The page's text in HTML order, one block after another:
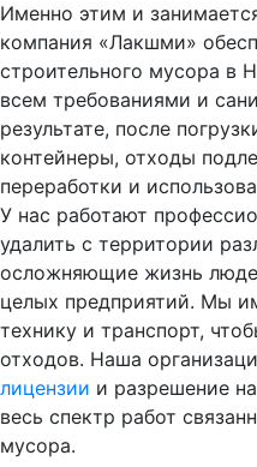
Именно этим и
компания «Лакшми»
строительного мусора в
всем требованиями и
результате, после
контейнеры, отходы
переработки и
У нас работают
удалить с территории
осложняющие жизнь
целых предприятий. Мы
технику и транспорт,
отходов. Наша
лицензии и разрешение
весь спектр работ
мусора.